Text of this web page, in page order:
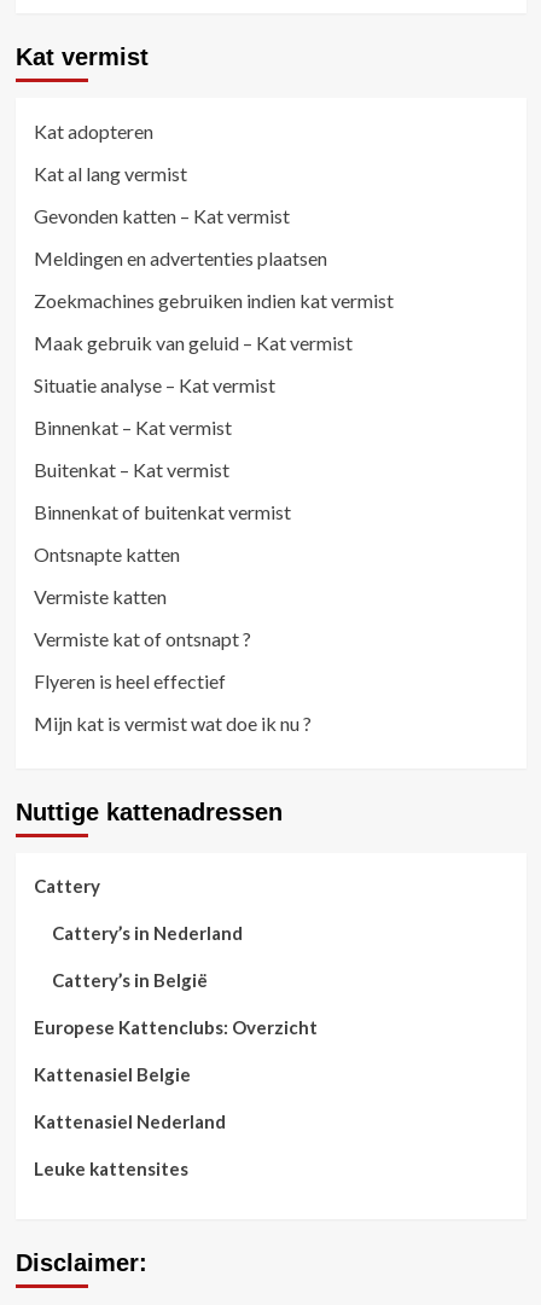
Kat vermist
Kat adopteren
Kat al lang vermist
Gevonden katten – Kat vermist
Meldingen en advertenties plaatsen
Zoekmachines gebruiken indien kat vermist
Maak gebruik van geluid – Kat vermist
Situatie analyse – Kat vermist
Binnenkat – Kat vermist
Buitenkat – Kat vermist
Binnenkat of buitenkat vermist
Ontsnapte katten
Vermiste katten
Vermiste kat of ontsnapt ?
Flyeren is heel effectief
Mijn kat is vermist wat doe ik nu ?
Nuttige kattenadressen
Cattery
Cattery’s in Nederland
Cattery’s in België
Europese Kattenclubs: Overzicht
Kattenasiel Belgie
Kattenasiel Nederland
Leuke kattensites
Disclaimer: